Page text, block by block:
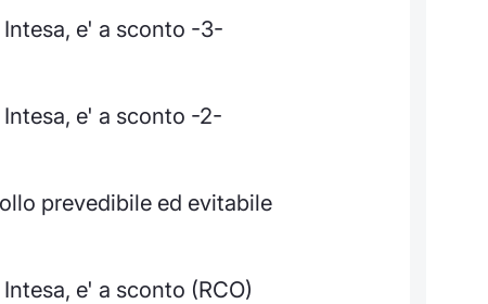
e' a sconto -3-
e' a sconto -2-
prevedibile ed evitabile
e' a sconto (RCO)